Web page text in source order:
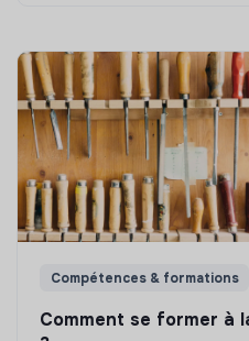
Compétences & formations
Comment se former à